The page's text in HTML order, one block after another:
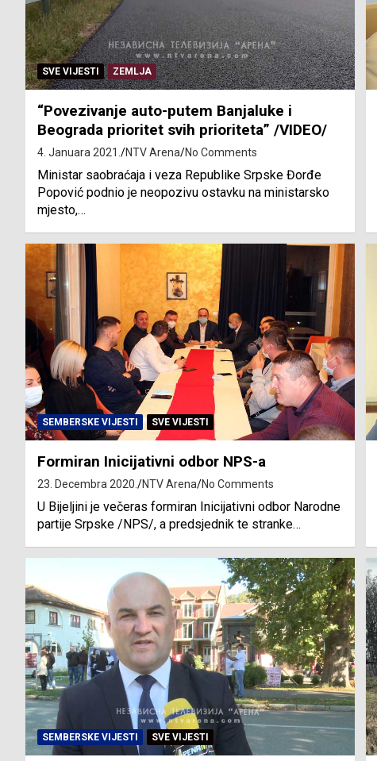
SVE VIJESTI ZEMLJA
“Povezivanje auto-putem Banjaluke i
Beograda prioritet svih prioriteta” /VIDEO/
4. Januara 2021. NTV Arena No Comments
Ministar saobraćaja i veza Republike Srpske Đorđe
Popović podnio je neopozivu ostavku na ministarsko
mjesto,…
SEMBERSKE VIJESTI SVE VIJESTI
Formiran Inicijativni odbor NPS-a
23. Decembra 2020. NTV Arena No Comments
U Bijeljini je večeras formiran Inicijativni odbor Narodne
partije Srpske /NPS/, a predsjednik te stranke…
SEMBERSKE VIJESTI SVE VIJESTI